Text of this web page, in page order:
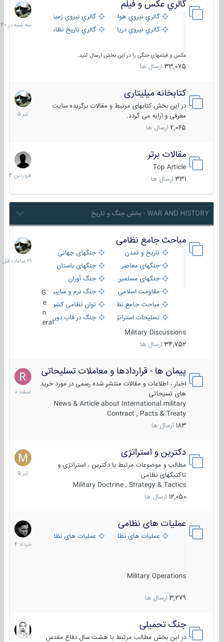
گالري عكس و فيلم
گالري نيروي هوايي
گالري نيروي زميني
گالري نيروي دريايي
گالري تاریخ نظامی
عکس و فیلمهای جنگی را در این بخش ارسال کنید.
33,075 ارسال ها
سه
شنبه
در
کتابخانه میلیتاری
در این بخش کتابهای مرتبط و مقالات برگزیده سایت
معرفی و ارایه می گردد.
2,065 ارسال ها
16
تیر
1405
مقالات برتر
Top Article
331 ارسال ها
29
فروردین
1404
WAR AND HISTORY - بخش جنگ و تاریخ
مباحث جامع نظامی
تاریخ و تمدن
جنگهای جهانی
جنگهای معاصر
جنگهای باستان
جنگهای مسلمین
جنگ آوران
مقاومت اسلامی
جنگ نرم و سایبری
مباحث جامع نظامی
توان نظامی کشورها
تسلیحات استراتژیک
جنگ در قاب دوربین
eral
Military Discussions
34,752 ارسال ها
21
ساعات
قبل
پیمان ها - قراردادها و معاملات تسلیحاتی
اخبار ، اطلاعات و مقالات منتشر شده رسمی در مورد خرید
های تسیحاتی
News & Article about International military
Contract , Pacts & Treaty
183 ارسال ها
7
اسفند
1400
دکترین و استراتژی
مطالب و موضوعات مرتبط با دکترین ، استراتژی و
تاکتیکهای نظامی
Military Doctrine , Strategy & Tactics
12,050 ارسال ها
27
تیر
1405
عملیات های نظامی
عملیات های نظامی ایرانعملیات های نظامی خارجی
Military Operations
3,279 ارسال ها
5
خرداد
1404
جنگ تحمیلی
در این بخش مطالب مرتبط با هشت سال دفاع مقدس
20
اسفند